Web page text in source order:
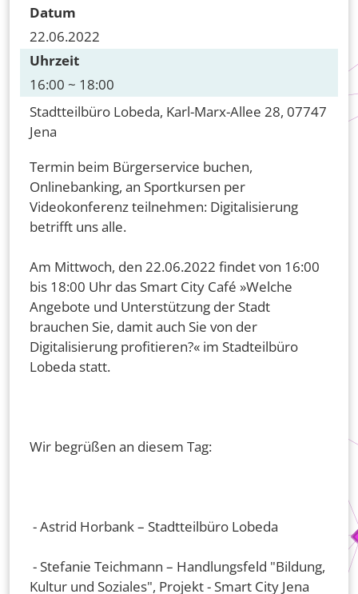
Datum
22.06.2022
Uhrzeit
16:00 ~ 18:00
Stadtteilbüro Lobeda, Karl-Marx-Allee 28, 07747
Jena
Termin beim Bürgerservice buchen,
Onlinebanking, an Sportkursen per
Videokonferenz teilnehmen: Digitalisierung
betrifft uns alle.
Am Mittwoch, den 22.06.2022 findet von 16:00
bis 18:00 Uhr das Smart City Café »Welche
Angebote und Unterstützung der Stadt
brauchen Sie, damit auch Sie von der
Digitalisierung profitieren?« im Stadteilbüro
Lobeda statt.
Wir begrüßen an diesem Tag:
- Astrid Horbank – Stadtteilbüro Lobeda
- Stefanie Teichmann – Handlungsfeld "Bildung,
Kultur und Soziales", Projekt - Smart City Jena